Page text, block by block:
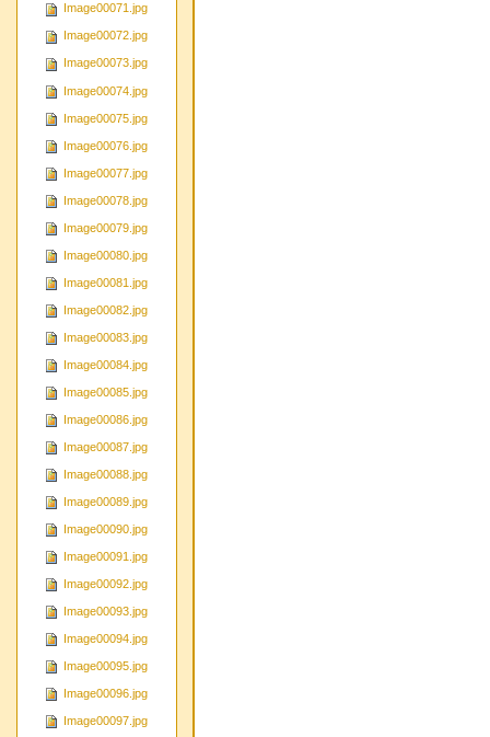
Image00071.jpg
Image00072.jpg
Image00073.jpg
Image00074.jpg
Image00075.jpg
Image00076.jpg
Image00077.jpg
Image00078.jpg
Image00079.jpg
Image00080.jpg
Image00081.jpg
Image00082.jpg
Image00083.jpg
Image00084.jpg
Image00085.jpg
Image00086.jpg
Image00087.jpg
Image00088.jpg
Image00089.jpg
Image00090.jpg
Image00091.jpg
Image00092.jpg
Image00093.jpg
Image00094.jpg
Image00095.jpg
Image00096.jpg
Image00097.jpg